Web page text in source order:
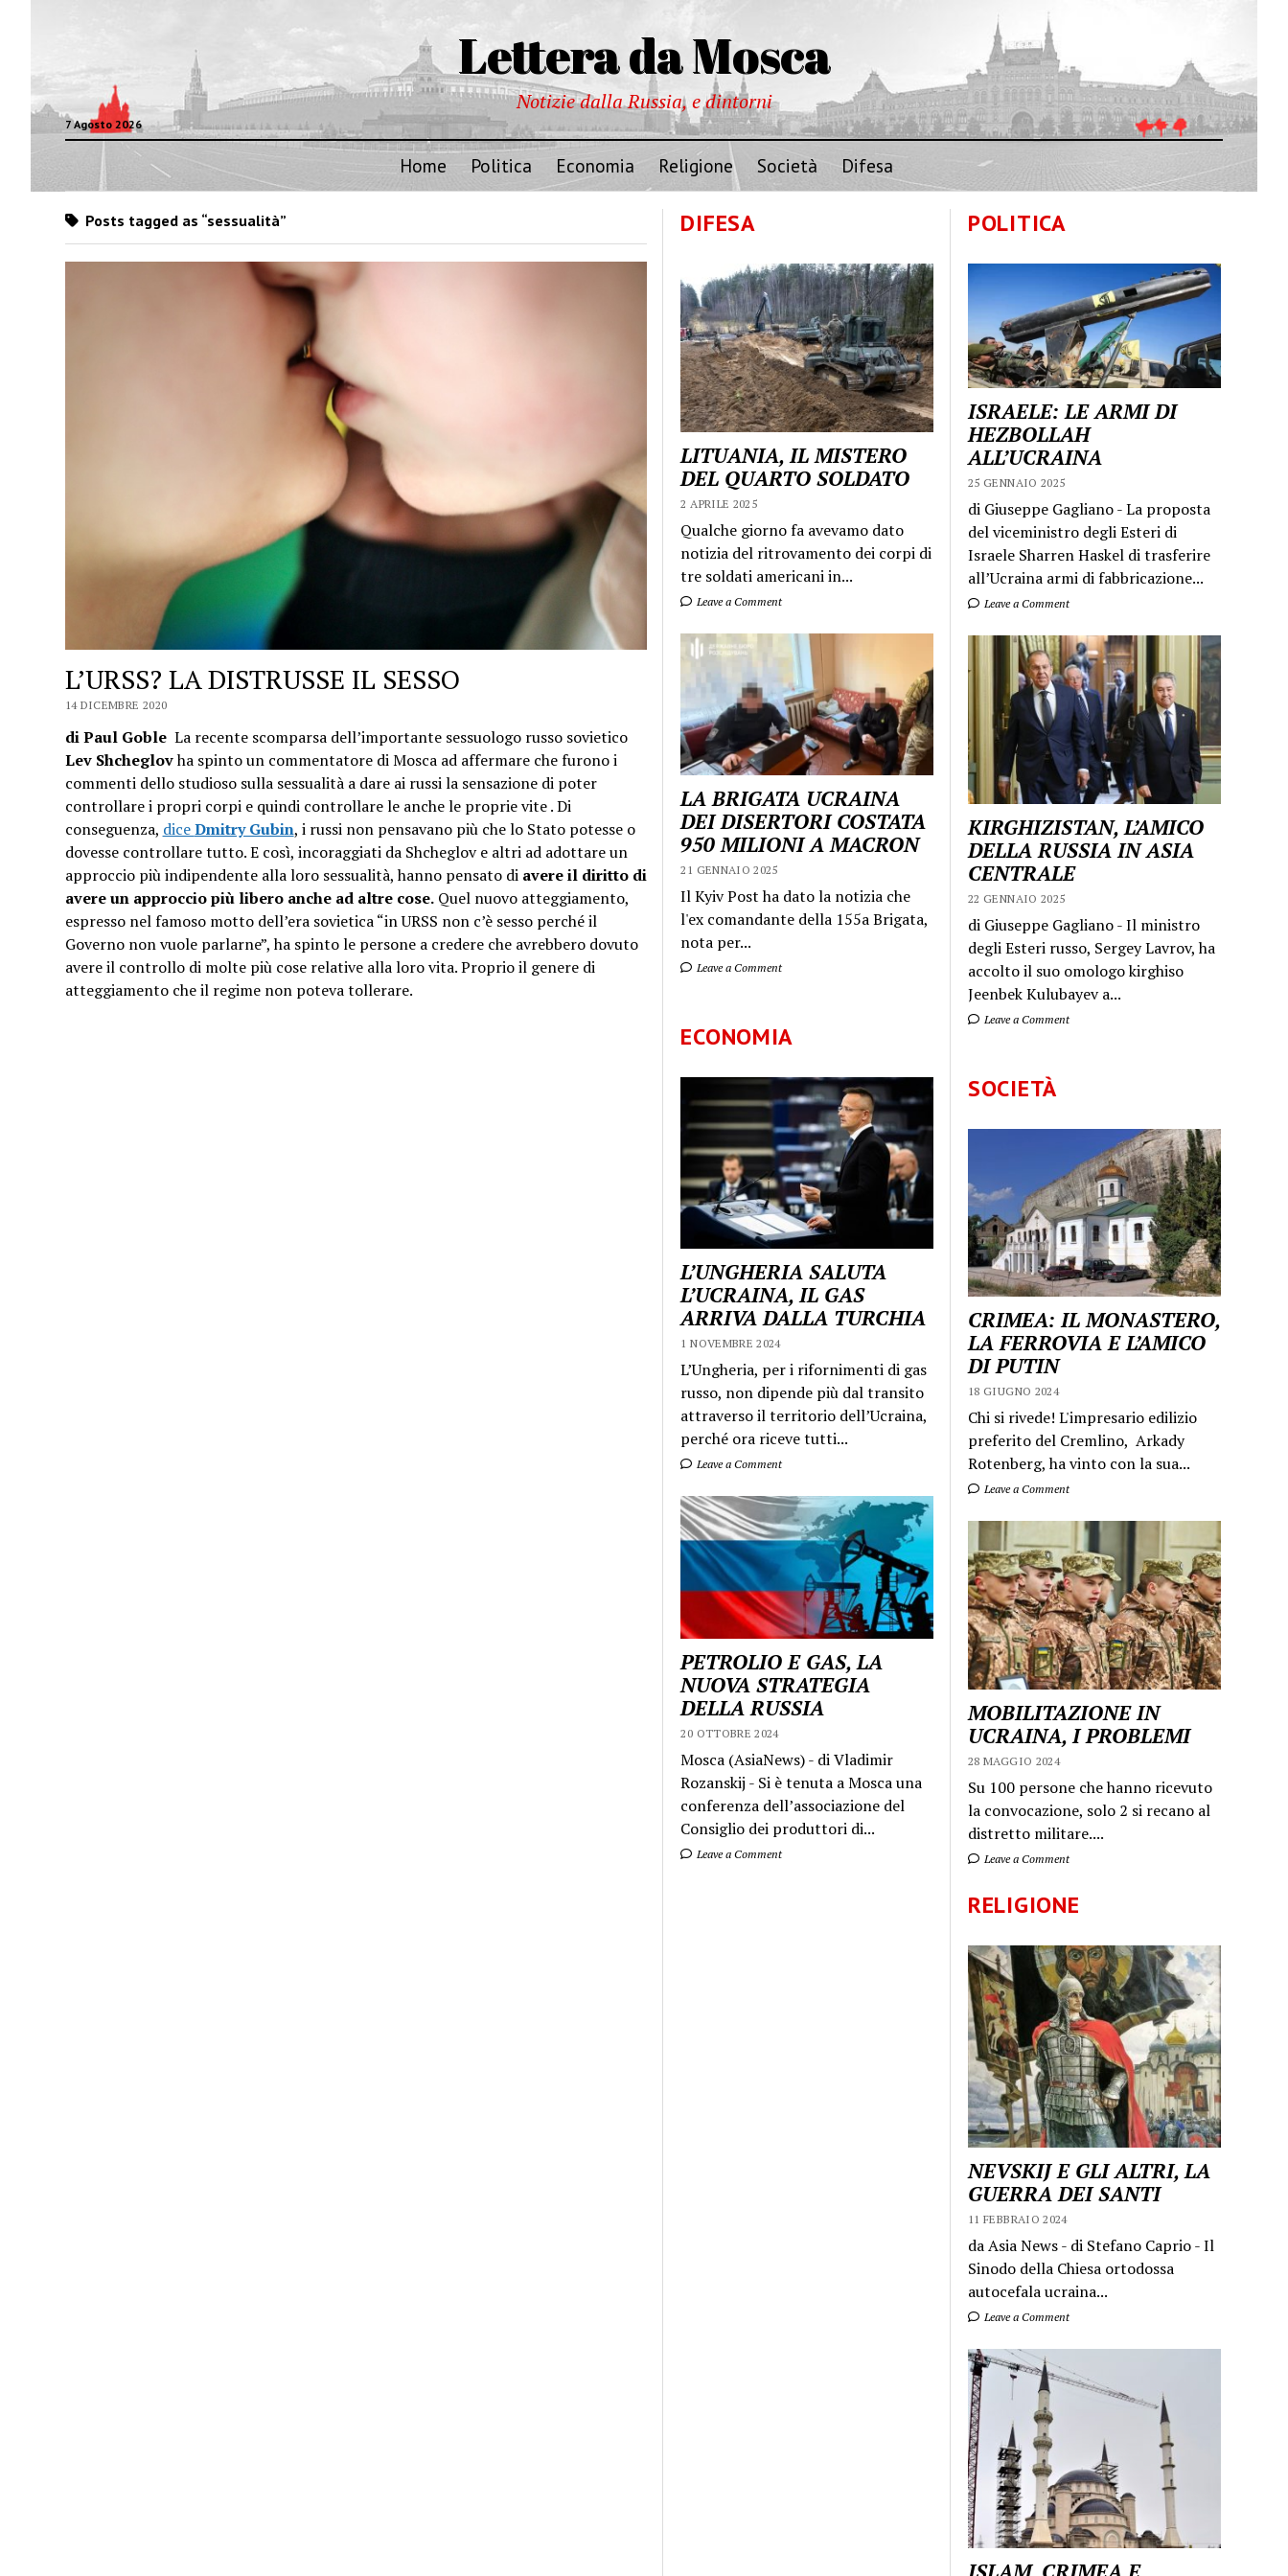
Lettera da Mosca
7 Agosto 2026
Notizie dalla Russia, e dintorni
Home Politica Economia Religione Società Difesa
POLITICA
ISRAELE: LE ARMI DI
HEZBOLLAH
ALL’UCRAINA
25 GENNAIO 2025
di Giuseppe Gagliano - La proposta
del viceministro degli Esteri di
Israele Sharren Haskel di trasferire
all’Ucraina armi di fabbricazione...
Leave a Comment
KIRGHIZISTAN, L’AMICO
DELLA RUSSIA IN ASIA
CENTRALE
22 GENNAIO 2025
di Giuseppe Gagliano - Il ministro
degli Esteri russo, Sergey Lavrov, ha
accolto il suo omologo kirghiso
Jeenbek Kulubayev a...
Leave a Comment
SOCIETÀ
CRIMEA: IL MONASTERO,
LA FERROVIA E L’AMICO
DI PUTIN
18 GIUGNO 2024
Chi si rivede! L'impresario edilizio
preferito del Cremlino, Arkady
Rotenberg, ha vinto con la sua...
Leave a Comment
MOBILITAZIONE IN
UCRAINA, I PROBLEMI
28 MAGGIO 2024
Su 100 persone che hanno ricevuto
la convocazione, solo 2 si recano al
distretto militare....
Leave a Comment
RELIGIONE
NEVSKIJ E GLI ALTRI, LA
GUERRA DEI SANTI
11 FEBBRAIO 2024
da Asia News - di Stefano Caprio - Il
Sinodo della Chiesa ortodossa
autocefala ucraina...
Leave a Comment
Posts tagged as “sessualità”
L’URSS? LA DISTRUSSE IL SESSO
14 DICEMBRE 2020
di Paul GobleLa recente scomparsa dell’importante sessuologo russo sovietico
Lev Shcheglovha spinto un commentatore di Mosca ad affermare che furono i
commenti dello studioso sulla sessualità a dare ai russi la sensazione di poter
controllare i propri corpi e quindi controllare le anche le proprie vite . Di
conseguenza, diceDmitry Gubin, i russi non pensavano più che lo Stato potesse o
dovesse controllare tutto. E così, incoraggiati da Shcheglov e altri ad adottare un
approccio più indipendente alla loro sessualità, hanno pensato di avere il diritto di
avere un approccio più libero anche ad altre cose.Quel nuovo atteggiamento,
espresso nel famoso motto dell’era sovietica “in URSS non c’è sesso perché il
Governo non vuole parlarne”, ha spinto le persone a credere che avrebbero dovuto
avere il controllo di molte più cose relative alla loro vita. Proprio il genere di
atteggiamento che il regime non poteva tollerare.
DIFESA
LITUANIA, IL MISTERO
DEL QUARTO SOLDATO
2 APRILE 2025
Qualche giorno fa avevamo dato
notizia del ritrovamento dei corpi di
tre soldati americani in...
Leave a Comment
LA BRIGATA UCRAINA
DEI DISERTORI COSTATA
950 MILIONI A MACRON
21 GENNAIO 2025
Il Kyiv Post ha dato la notizia che
l'ex comandante della 155a Brigata,
nota per...
Leave a Comment
ECONOMIA
L’UNGHERIA SALUTA
L’UCRAINA, IL GAS
ARRIVA DALLA TURCHIA
1 NOVEMBRE 2024
L’Ungheria, per i rifornimenti di gas
russo, non dipende più dal transito
attraverso il territorio dell’Ucraina,
perché ora riceve tutti...
Leave a Comment
PETROLIO E GAS, LA
NUOVA STRATEGIA
DELLA RUSSIA
20 OTTOBRE 2024
Mosca (AsiaNews) - di Vladimir
Rozanskij - Si è tenuta a Mosca una
conferenza dell’associazione del
Consiglio dei produttori di...
Leave a Comment